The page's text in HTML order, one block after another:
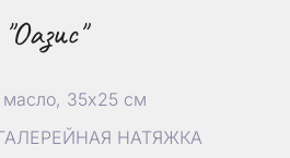
"Оазис"
масло, 35х25 см
НАТЯЖКА